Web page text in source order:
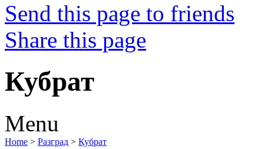
Send this page to friends
Share this page
Кубрат
Menu
Home > Разград > Кубрат